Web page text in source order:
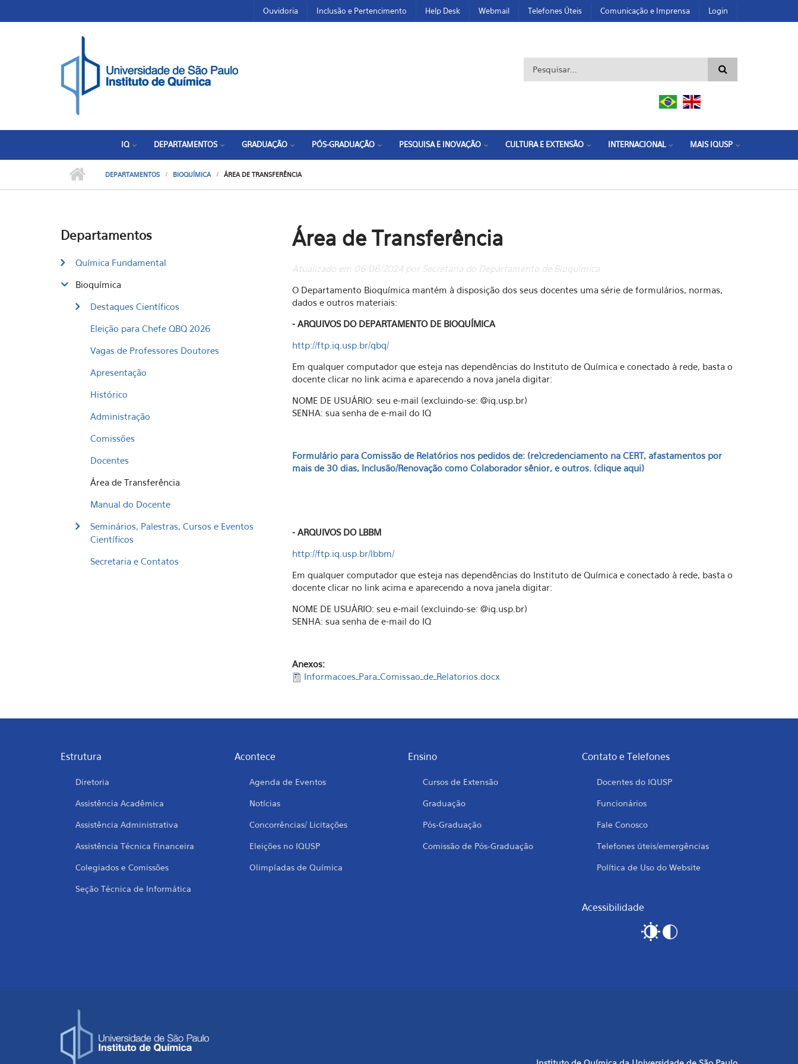
Ouvidoria Inclusão e Pertencimento Help Desk Webmail Telefones Úteis Comunicação e Imprensa Login
Formulário de busca
IQ DEPARTAMENTOS GRADUAÇÃO PÓS-GRADUAÇÃO PESQUISA E INOVAÇÃO CULTURA E EXTENSÃO INTERNACIONAL MAIS IQUSP
DEPARTAMENTOS BIOQUÍMICA ÁREA DE TRANSFERÊNCIA
Departamentos
Química Fundamental
Bioquímica
Destaques Científicos
Eleição para Chefe QBQ 2026
Vagas de Professores Doutores
Apresentação
Histórico
Administração
Comissões
Docentes
Área de Transferência
Manual do Docente
Seminários, Palestras, Cursos e Eventos
Científicos
Secretaria e Contatos
Área de Transferência
Atualizado em 06/06/2024 por Secretaria do Departamento de Bioquímica
O Departamento Bioquímica mantém à disposição dos seus docentes uma série de formulários, normas,
dados e outros materiais:
- ARQUIVOS DO DEPARTAMENTO DE BIOQUÍMICA
http://ftp.iq.usp.br/qbq/
Em qualquer computador que esteja nas dependências do Instituto de Química e conectado à rede, basta o
docente clicar no link acima e aparecendo a nova janela digitar:
NOME DE USUÁRIO: seu e-mail (excluindo-se: @iq.usp.br)
SENHA: sua senha de e-mail do IQ
Formulário para Comissão de Relatórios nos pedidos de: (re)credenciamento na CERT, afastamentos por
mais de 30 dias, Inclusão/Renovação como Colaborador sênior, e outros. (clique aqui)
- ARQUIVOS DO LBBM
http://ftp.iq.usp.br/lbbm/
Em qualquer computador que esteja nas dependências do Instituto de Química e conectado à rede, basta o
docente clicar no link acima e aparecendo a nova janela digitar:
NOME DE USUÁRIO: seu e-mail (excluindo-se: @iq.usp.br)
SENHA: sua senha de e-mail do IQ
Anexos:
Informacoes_Para_Comissao_de_Relatorios.docx
Estrutura
Diretoria
Assistência Acadêmica
Assistência Administrativa
Assistência Técnica Financeira
Colegiados e Comissões
Seção Técnica de Informática
Acontece
Agenda de Eventos
Notícias
Concorrências/ Licitações
Eleições no IQUSP
Olimpíadas de Química
Ensino
Cursos de Extensão
Graduação
Pós-Graduação
Comissão de Pós-Graduação
Contato e Telefones
Docentes do IQUSP
Funcionários
Fale Conosco
Telefones úteis/emergências
Política de Uso do Website
Acessibilidade